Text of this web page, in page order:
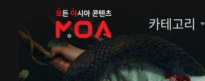
MOA
카테고리